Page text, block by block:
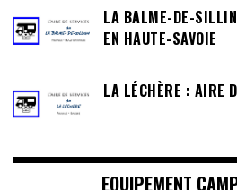
LA BALME-DE-
EN HAUTE-SAVOIE
LA LÉCHÈRE : AIRE
EQUIPEMENT